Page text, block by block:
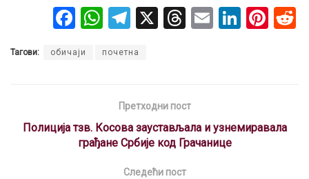
F
ce
o
k
W
at
A
p
p
T
a
m
X T
s
E Li Pi
Тагови: обичаји почетна
Претходни пост
Полиција тзв. Косова заустављала и узнемиравала
грађане Србије код Грачанице
Следећи пост